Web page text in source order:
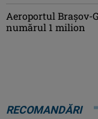
Aeroportul Brașov-
numărul 1 milion
RECOMANDĂRI